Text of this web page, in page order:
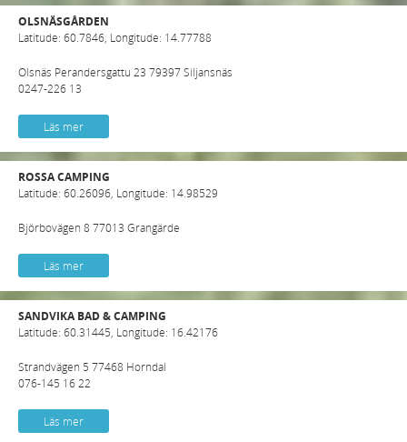
OLSNÄSGÅRDEN
Latitude: 60.7846, Longitude: 14.77788
Olsnäs Perandersgattu 23 79397 Siljansnäs
0247-226 13
Läs mer
ROSSA CAMPING
Latitude: 60.26096, Longitude: 14.98529
Björbovägen 8 77013 Grangärde
Läs mer
SANDVIKA BAD & CAMPING
Latitude: 60.31445, Longitude: 16.42176
Strandvägen 5 77468 Horndal
076-145 16 22
Läs mer